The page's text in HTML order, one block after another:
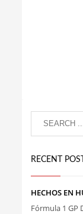
RECENT
HECHOS EN
Fórmula 1 GP